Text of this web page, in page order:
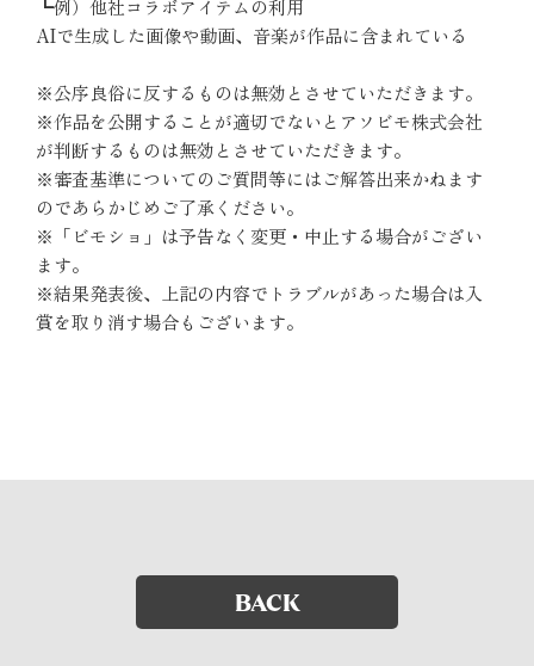
┗例）他社コラボアイテムの利用
AIで生成した画像や動画、音楽が作品に含まれている
※公序良俗に反するものは無効とさせていただきます。
※作品を公開することが適切でないとアソビモ株式会社
が判断するものは無効とさせていただきます。
※審査基準についてのご質問等にはご解答出来かねます
のであらかじめご了承ください。
※「ビモショ」は予告なく変更・中止する場合がござい
ます。
※結果発表後、上記の内容でトラブルがあった場合は入
賞を取り消す場合もございます。
BACK